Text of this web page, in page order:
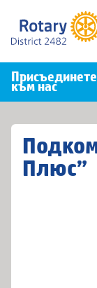
Присъединете
към нас
Плюс”